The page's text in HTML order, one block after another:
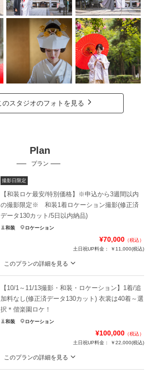
のスタジオのフォトを見る
Plan
プラン
撮影日限定
【和装ロケ最安/特別価格】※申込から3週間以内
の撮影限定※ 和装1着ロケーション撮影(修正済
データ130カット/5日以内納品)
和装 ロケーション
¥70,000 （税込）
土日祝UP料金：
￥11,000(税込)
このプランの詳細を見る
には追加料なく、必要なアイテムは全て含まれてお
ラン内容と、よく比較してください♪
紋付羽織袴1着
はございません
撮影小物も無料で使用可♡
【10/1～11/13撮影・和装・ロケーション】1着/追
加料なし(修正済データ130カット) 衣裳は40着～選
択＊偕楽園ロケ！
和装 ロケーション
¥100,000 （税込）
土日祝UP料金：
￥22,000(税込)
このプランの詳細を見る
には追加料なく、必要なアイテムは全て含まれてお